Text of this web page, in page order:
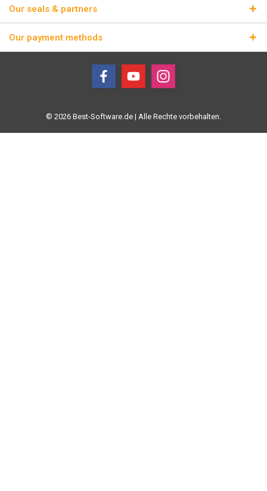
Our seals & partners
Our payment methods
© 2026 Best-Software.de | Alle Rechte vorbehalten.